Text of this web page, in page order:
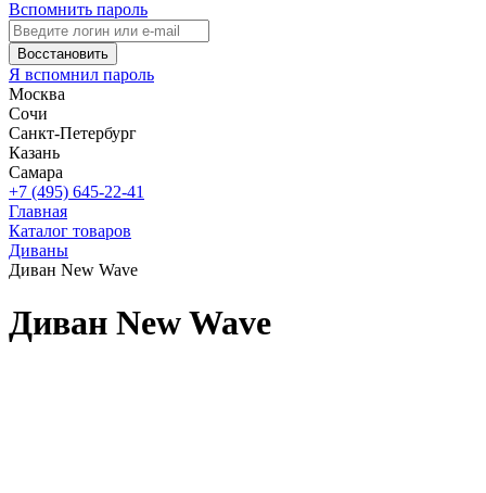
Вспомнить пароль
Восстановить
Я вспомнил пароль
Москва
Сочи
Санкт-Петербург
Казань
Самара
+7 (495) 645-22-41
Главная
Каталог товаров
Диваны
Диван New Wave
Диван New Wave